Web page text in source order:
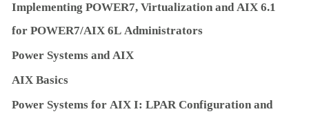
Implementing POWER7, Virtualization and AIX 6.1
for POWER7/AIX 6L Administrators
Power Systems and AIX
AIX Basics
Power Systems for AIX I: LPAR Configuration and